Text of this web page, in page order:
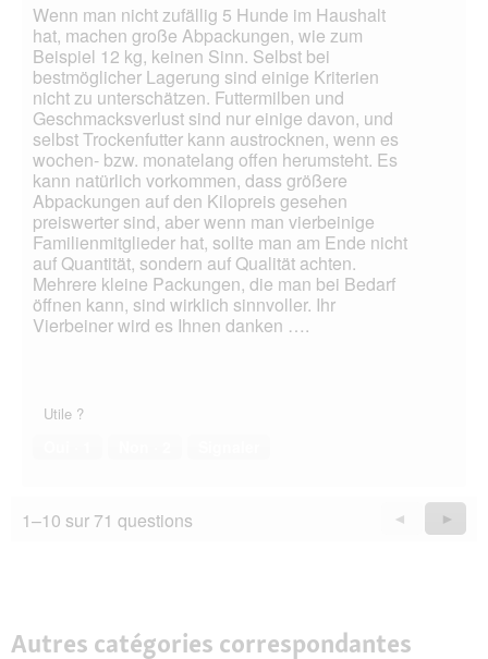
Wenn man nicht zufällig 5 Hunde im Haushalt
hat, machen große Abpackungen, wie zum
Beispiel 12 kg, keinen Sinn. Selbst bei
bestmöglicher Lagerung sind einige Kriterien
nicht zu unterschätzen. Futtermilben und
Geschmacksverlust sind nur einige davon, und
selbst Trockenfutter kann austrocknen, wenn es
wochen- bzw. monatelang offen herumsteht. Es
kann natürlich vorkommen, dass größere
Abpackungen auf den Kilopreis gesehen
preiswerter sind, aber wenn man vierbeinige
Familienmitglieder hat, sollte man am Ende nicht
auf Quantität, sondern auf Qualität achten.
Mehrere kleine Packungen, die man bei Bedarf
öffnen kann, sind wirklich sinnvoller. Ihr
Vierbeiner wird es Ihnen danken ….
Utile ?
1–10 sur 71 questions
Précédent
Questions
◄ ►
Autres catégories correspondantes